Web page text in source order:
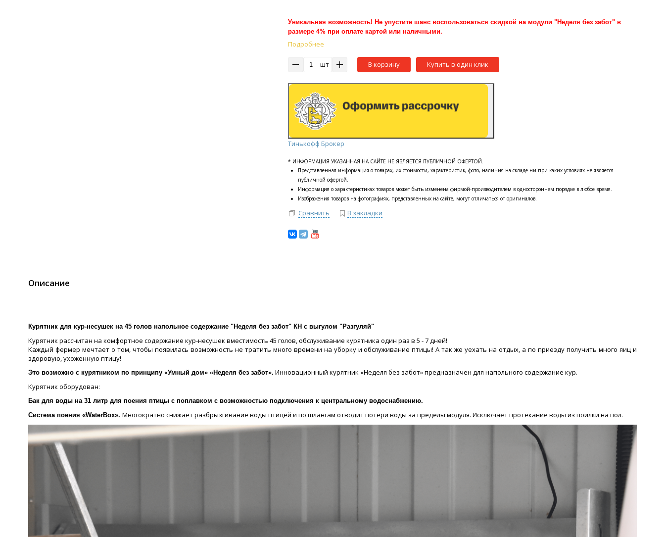
Уникальная возможность! Не упустите шанс воспользоваться скидкой на модули "Неделя без забот" в
размере 4% при оплате картой или наличными.
Подробнее
шт В корзину Купить в один клик
Тинькофф Брокер
* ИНФОРМАЦИЯ УКАЗАННАЯ НА САЙТЕ НЕ ЯВЛЯЕТСЯ ПУБЛИЧНОЙ ОФЕРТОЙ.
Представленная информация о товарах, их стоимости, характеристик, фото, наличия на складе ни при каких условиях не является
публичной офертой.
Информация о характеристиках товаров может быть изменена фирмой-производителем в одностороннем порядке в любое время.
Изображения товаров на фотографиях, представленных на сайте, могут отличаться от оригиналов.
Сравнить В закладки
Описание
Курятник для кур-несушек на 45 голов напольное содержание "Неделя без забот" КН с выгулом "Разгуляй"
Курятник рассчитан на комфортное содержание кур-несушек вместимость 45 голов, обслуживание курятника один раз в 5 - 7 дней!
Каждый фермер мечтает о том, чтобы появилась возможность не тратить много времени на уборку и обслуживание птицы! А так же уехать на отдых, а по приезду получить много яиц и
здоровую, ухоженную птицу!
Это возможно с курятником по принципу «Умный дом» «Неделя без забот». Инновационный курятник «Неделя без забот» предназначен для напольного содержание кур.
Курятник оборудован:
Бак для воды на 31 литр для поения птицы с поплавком с возможностью подключения к центральному водоснабжению.
Система поения «WaterBox». Многократно снижает разбрызгивание воды птицей и по шлангам отводит потери воды за пределы модуля. Исключает протекание воды из поилки на пол.